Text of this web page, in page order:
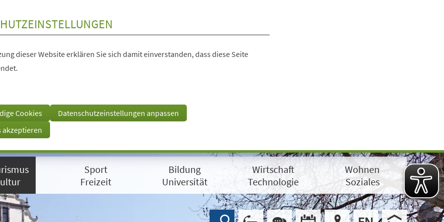
dieser Website erklären Sie sich damit einverstanden, dass diese Seite
Cookies
Datenschutzeinstellungen anpassen
akzeptieren
Sport
Freizeit
Bildung
Universität
Wirtschaft
Technologie
Wohnen
Soziales